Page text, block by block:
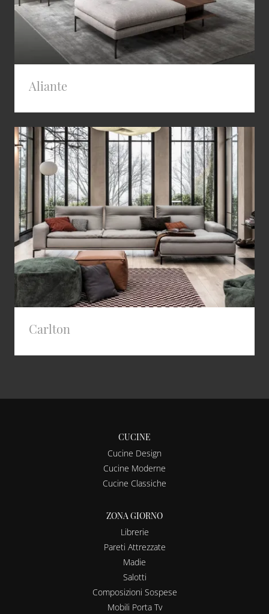
Aliante
Carlton
CUCINE
Cucine Design
Cucine Moderne
Cucine Classiche
ZONA GIORNO
Librerie
Pareti Attrezzate
Madie
Salotti
Composizioni Sospese
Mobili Porta Tv